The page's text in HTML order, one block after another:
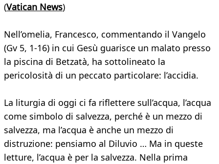
(Vatican News)
Nell’omelia, Francesco, commentando il Vangelo
(Gv 5, 1-16) in cui Gesù guarisce un malato presso
la piscina di Betzatà, ha sottolineato la
pericolosità di un peccato particolare: l’accidia.
La liturgia di oggi ci fa riflettere sull’acqua, l’acqua
come simbolo di salvezza, perché è un mezzo di
salvezza, ma l’acqua è anche un mezzo di
distruzione: pensiamo al Diluvio … Ma in queste
letture, l’acqua è per la salvezza. Nella prima